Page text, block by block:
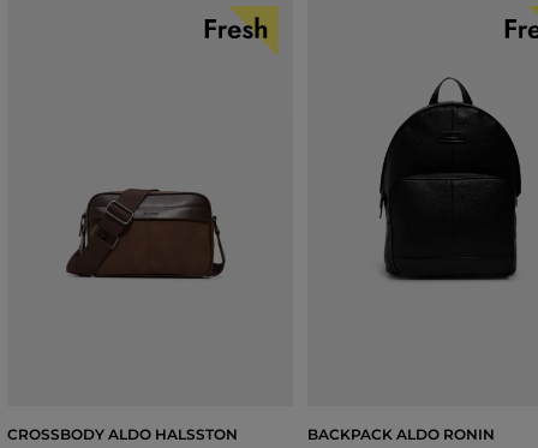
CROSSBODY ALDO HALSSTON BACKPACK ALDO RONIN